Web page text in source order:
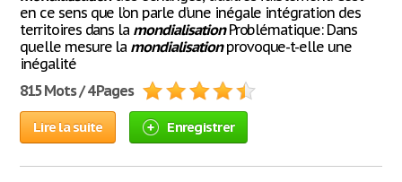
en ce sens que l’on parle d’une inégale intégration des
territoires dans la mondialisationProblématique: Dans
quelle mesure la mondialisationprovoque-t-elle une
inégalité
815 Mots / 4 Pages
Lire la suite Enregistrer